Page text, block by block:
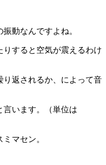
動なんですよね。
すると空気が震えるわけ
り返されるか、によって音
言います。（単位は
マセン。